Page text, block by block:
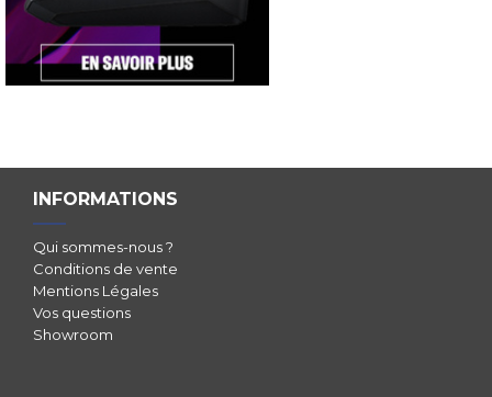
INFORMATIONS
Qui sommes-nous ?
Conditions de vente
Mentions Légales
Vos questions
Showroom